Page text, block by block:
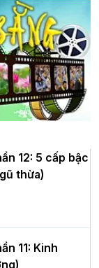
12: 5 cấp bậc
thừa)
11: Kinh